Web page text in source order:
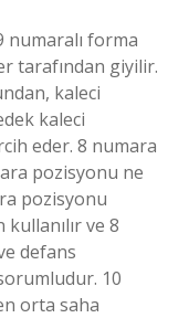
numaralı forma
tarafından giyilir.
kaleci
kaleci
eder. 8 numara
pozisyonu ne
pozisyonu
ve 8
defans
10
orta saha